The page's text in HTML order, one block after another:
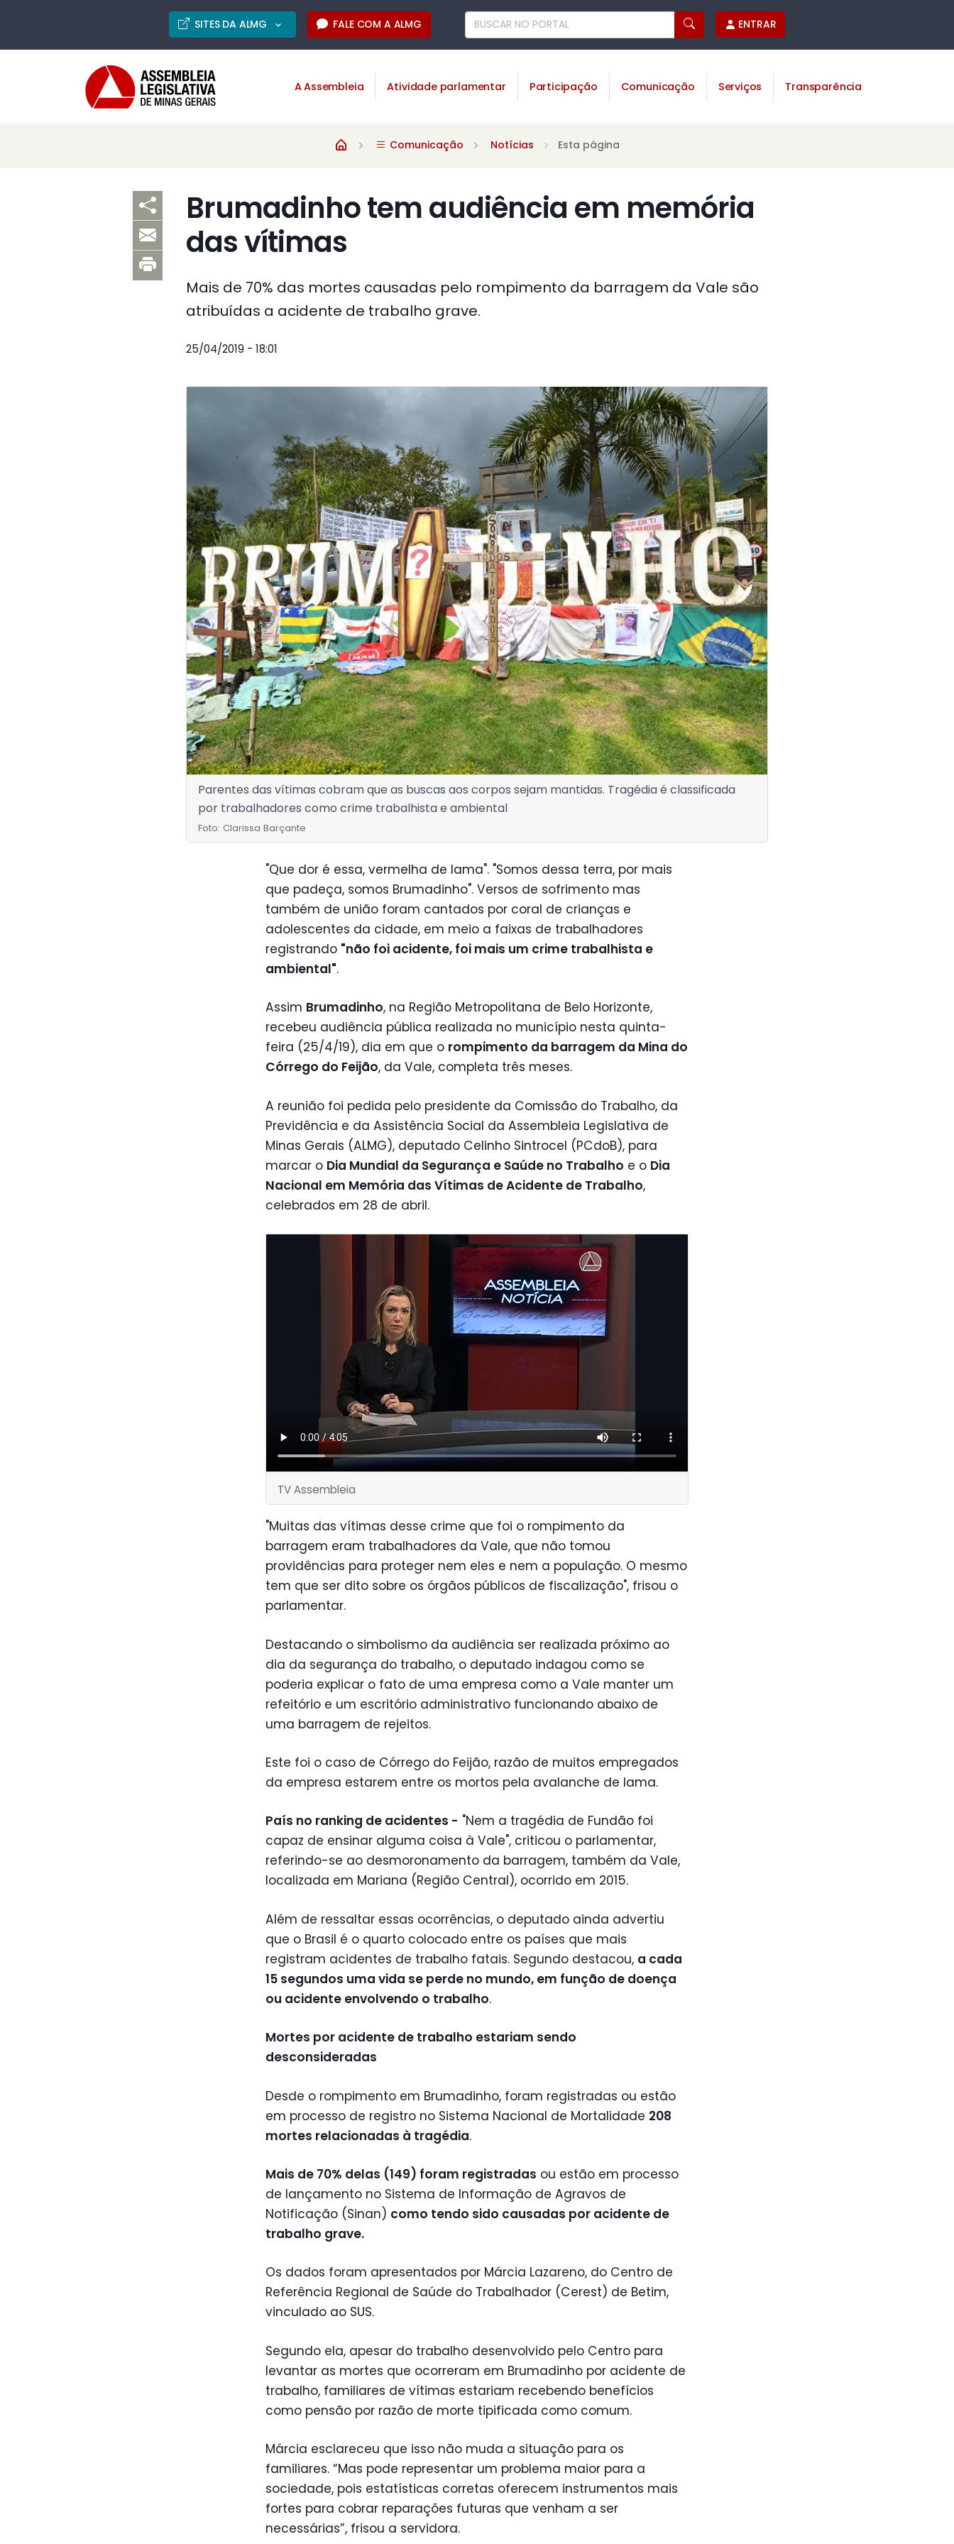
SITES DA ALMG FALE COM A ALMG ENTRAR
A Assembleia Atividade parlamentar Participação Comunicação Serviços Transparência
Comunicação Notícias Esta página
Brumadinho tem audiência em memória
das vítimas
Mais de 70% das mortes causadas pelo rompimento da barragem da Vale são
atribuídas a acidente de trabalho grave.
25/04/2019 - 18:01
Parentes das vítimas cobram que as buscas aos corpos sejam mantidas. Tragédia é classificada
por trabalhadores como crime trabalhista e ambiental
Foto: Clarissa Barçante
"Que dor é essa, vermelha de lama". "Somos dessa terra, por mais
que padeça, somos Brumadinho". Versos de sofrimento mas
também de união foram cantados por coral de crianças e
adolescentes da cidade, em meio a faixas de trabalhadores
registrando "não foi acidente, foi mais um crime trabalhista e
ambiental".
Assim Brumadinho, na Região Metropolitana de Belo Horizonte,
recebeu audiência pública realizada no município nesta quinta-
feira (25/4/19), dia em que o rompimento da barragem da Mina do
Córrego do Feijão, da Vale, completa três meses.
A reunião foi pedida pelo presidente da Comissão do Trabalho, da
Previdência e da Assistência Social da Assembleia Legislativa de
Minas Gerais (ALMG), deputado Celinho Sintrocel (PCdoB), para
marcar o Dia Mundial da Segurança e Saúde no Trabalho e o Dia
Nacional em Memória das Vítimas de Acidente de Trabalho,
celebrados em 28 de abril.
TV Assembleia
"Muitas das vítimas desse crime que foi o rompimento da
barragem eram trabalhadores da Vale, que não tomou
providências para proteger nem eles e nem a população. O mesmo
tem que ser dito sobre os órgãos públicos de fiscalização", frisou o
parlamentar.
Destacando o simbolismo da audiência ser realizada próximo ao
dia da segurança do trabalho, o deputado indagou como se
poderia explicar o fato de uma empresa como a Vale manter um
refeitório e um escritório administrativo funcionando abaixo de
uma barragem de rejeitos.
Este foi o caso de Córrego do Feijão, razão de muitos empregados
da empresa estarem entre os mortos pela avalanche de lama.
País no ranking de acidentes - "Nem a tragédia de Fundão foi
capaz de ensinar alguma coisa à Vale", criticou o parlamentar,
referindo-se ao desmoronamento da barragem, também da Vale,
localizada em Mariana (Região Central), ocorrido em 2015.
Além de ressaltar essas ocorrências, o deputado ainda advertiu
que o Brasil é o quarto colocado entre os países que mais
registram acidentes de trabalho fatais. Segundo destacou, a cada
15 segundos uma vida se perde no mundo, em função de doença
ou acidente envolvendo o trabalho.
Mortes por acidente de trabalho estariam sendo
desconsideradas
Desde o rompimento em Brumadinho, foram registradas ou estão
em processo de registro no Sistema Nacional de Mortalidade 208
mortes relacionadas à tragédia.
Mais de 70% delas (149) foram registradas ou estão em processo
de lançamento no Sistema de Informação de Agravos de
Notificação (Sinan) como tendo sido causadas por acidente de
trabalho grave.
Os dados foram apresentados por Márcia Lazareno, do Centro de
Referência Regional de Saúde do Trabalhador (Cerest) de Betim,
vinculado ao SUS.
Segundo ela, apesar do trabalho desenvolvido pelo Centro para
levantar as mortes que ocorreram em Brumadinho por acidente de
trabalho, familiares de vítimas estariam recebendo benefícios
como pensão por razão de morte tipificada como comum.
Márcia esclareceu que isso não muda a situação para os
familiares. “Mas pode representar um problema maior para a
sociedade, pois estatísticas corretas oferecem instrumentos mais
fortes para cobrar reparações futuras que venham a ser
necessárias”, frisou a servidora.